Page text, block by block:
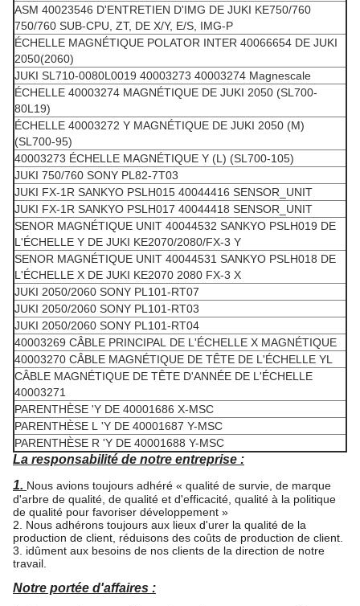
ASM 40023546 D'ENTRETIEN D'IMG DE JUKI KE750/760
750/760 SUB-CPU, ZT, DE X/Y, E/S, IMG-P
ÉCHELLE MAGNÉTIQUE POLATOR INTER 40066654 DE JUKI
2050(2060)
JUKI SL710-0080L0019 40003273 40003274 Magnescale
ÉCHELLE 40003274 MAGNÉTIQUE DE JUKI 2050 (SL700-
80L19)
ÉCHELLE 40003272 Y MAGNÉTIQUE DE JUKI 2050 (M)
(SL700-95)
40003273 ÉCHELLE MAGNÉTIQUE Y (L) (SL700-105)
JUKI 750/760 SONY PL82-7T03
JUKI FX-1R SANKYO PSLH015 40044416 SENSOR_UNIT
JUKI FX-1R SANKYO PSLH017 40044418 SENSOR_UNIT
SENOR MAGNÉTIQUE UNIT 40044532 SANKYO PSLH019 DE
L'ÉCHELLE Y DE JUKI KE2070/2080/FX-3 Y
SENOR MAGNÉTIQUE UNIT 40044531 SANKYO PSLH018 DE
L'ÉCHELLE X DE JUKI KE2070 2080 FX-3 X
JUKI 2050/2060 SONY PL101-RT07
JUKI 2050/2060 SONY PL101-RT03
JUKI 2050/2060 SONY PL101-RT04
40003269 CÂBLE PRINCIPAL DE L'ÉCHELLE X MAGNÉTIQUE
40003270 CÂBLE MAGNÉTIQUE DE TÊTE DE L'ÉCHELLE YL
CÂBLE MAGNÉTIQUE DE TÊTE D'ANNÉE DE L'ÉCHELLE
40003271
PARENTHÈSE 'Y DE 40001686 X-MSC
PARENTHÈSE L 'Y DE 40001687 Y-MSC
PARENTHÈSE R 'Y DE 40001688 Y-MSC
La responsabilité de notre entreprise :
1. Nous avions toujours adhéré « qualité de survie, de marque
d'arbre de qualité, de qualité et d'efficacité, qualité à la politique
de qualité pour favoriser développement »
2. Nous adhérons toujours aux lieux d'urer la qualité de la
production de client, réduisons des coûts de production de client.
3. idûment aux besoins de nos clients de la direction de notre
travail.
Notre portée d'affaires :